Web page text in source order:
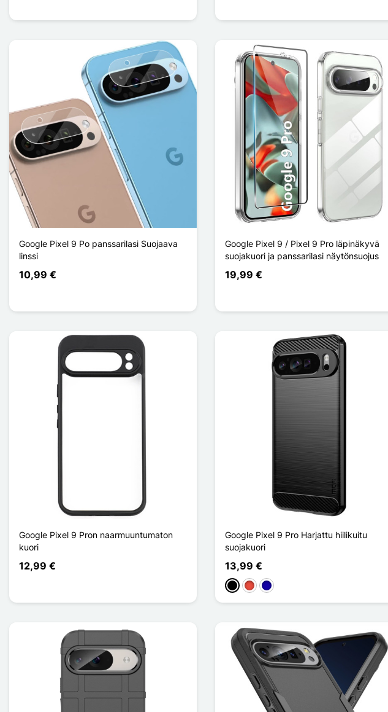
Google Pixel 9 Po panssarilasi Suojaava
linssi
10,99 €
Google Pixel 9 / Pixel 9 Pro läpinäkyvä
suojakuori ja panssarilasi näytönsuojus
19,99 €
Google Pixel 9 Pron naarmuuntumaton
kuori
12,99 €
Google Pixel 9 Pro Harjattu hiilikuitu
suojakuori
13,99 €
MustaPunainenBleu Foncé